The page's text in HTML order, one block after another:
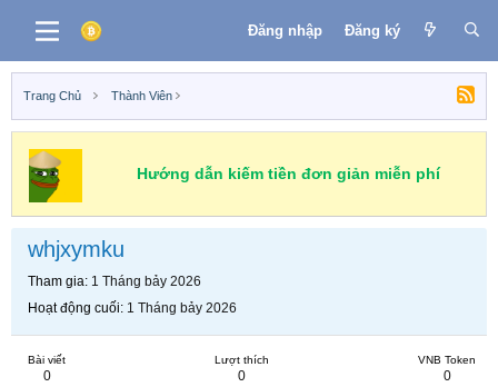
Đăng nhập Đăng ký
Trang Chủ Thành Viên
Hướng dẫn kiếm tiền đơn giản miễn phí
whjxymku
Tham gia 1 Tháng bảy 2026
Hoạt động cuối 1 Tháng bảy 2026
Bài viết
0
Lượt thích
0
VNB Token
0